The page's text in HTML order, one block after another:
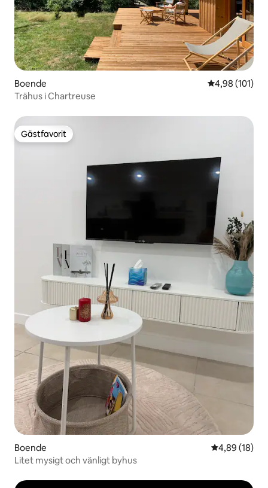
Boende 4,98 av 5 i
4,98 (101)
Trähus i Chartreuse
Gästfavorit
Gästfavorit
Boende 4,89 av 5 i
4,89 (18)
Litet mysigt och vänligt byhus